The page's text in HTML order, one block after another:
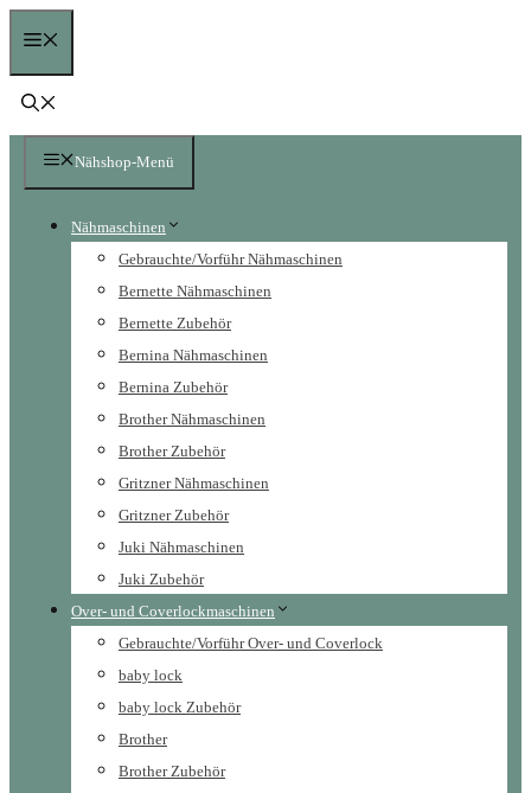
springen
Nähshop-Menü
Nähmaschinen
Gebrauchte/Vorführ Nähmaschinen
Bernette Nähmaschinen
Bernette Zubehör
Bernina Nähmaschinen
Bernina Zubehör
Brother Nähmaschinen
Brother Zubehör
Gritzner Nähmaschinen
Gritzner Zubehör
Juki Nähmaschinen
Juki Zubehör
Over- und Coverlockmaschinen
Gebrauchte/Vorführ Over- und Coverlock
baby lock
baby lock Zubehör
Brother
Brother Zubehör